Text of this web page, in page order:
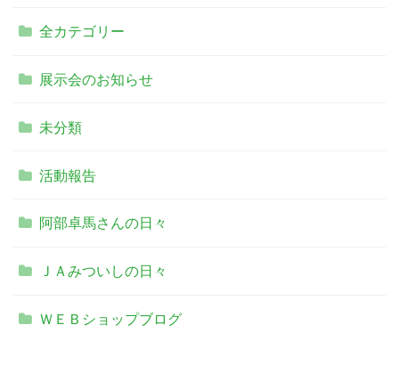
全カテゴリー
展示会のお知らせ
未分類
活動報告
阿部卓馬さんの日々
ＪＡみついしの日々
ＷＥＢショップブログ